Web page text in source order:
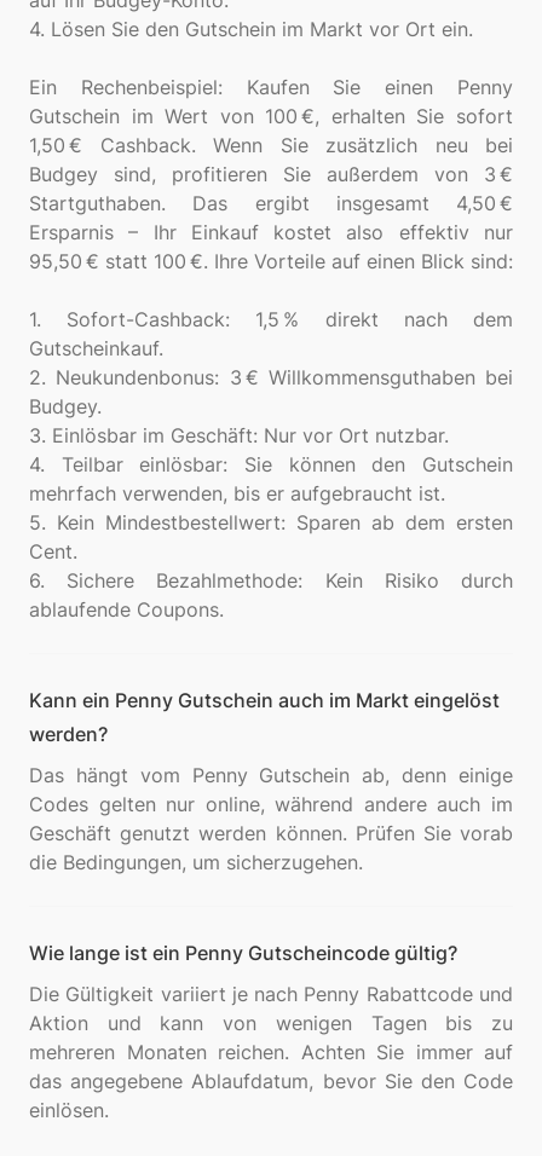
4. Lösen Sie den Gutschein im Markt vor Ort ein.
Ein Rechenbeispiel: Kaufen Sie einen Penny
Gutschein im Wert von 100 €, erhalten Sie sofort
1,50 € Cashback. Wenn Sie zusätzlich neu bei
Budgey sind, profitieren Sie außerdem von 3 €
Startguthaben. Das ergibt insgesamt 4,50 €
Ersparnis – Ihr Einkauf kostet also effektiv nur
95,50 € statt 100 €. Ihre Vorteile auf einen Blick sind:
1. Sofort-Cashback: 1,5 % direkt nach dem
Gutscheinkauf.
2. Neukundenbonus: 3 € Willkommensguthaben bei
Budgey.
3. Einlösbar im Geschäft: Nur vor Ort nutzbar.
4. Teilbar einlösbar: Sie können den Gutschein
mehrfach verwenden, bis er aufgebraucht ist.
5. Kein Mindestbestellwert: Sparen ab dem ersten
Cent.
6. Sichere Bezahlmethode: Kein Risiko durch
Kann ein Penny Gutschein auch im Markt eingelöst
werden?
Das hängt vom Penny Gutschein ab, denn einige
Codes gelten nur online, während andere auch im
Geschäft genutzt werden können. Prüfen Sie vorab
Wie lange ist ein Penny Gutscheincode gültig?
Die Gültigkeit variiert je nach Penny Rabattcode und
Aktion und kann von wenigen Tagen bis zu
mehreren Monaten reichen. Achten Sie immer auf
das angegebene Ablaufdatum, bevor Sie den Code